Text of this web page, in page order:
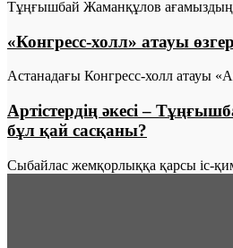
Тұңғышбай Жаманқұлов
«Конгресс-холл» атауы
Астанадағы Конгресс-холл атауы
Артістердің әкесі –
бұл қай сасқаны?
Сыбайлас жемқорлыққа қарсы іс-